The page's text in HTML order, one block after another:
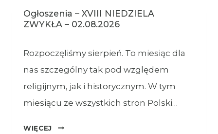
Ogłoszenia – XVIII NIEDZIELA
ZWYKŁA – 02.08.2026
Rozpoczęliśmy sierpień. To miesiąc dla
nas szczególny tak pod względem
religijnym, jak i historycznym. W tym
miesiącu ze wszystkich stron Polski…
WIĘCEJ
OGŁOSZENIA